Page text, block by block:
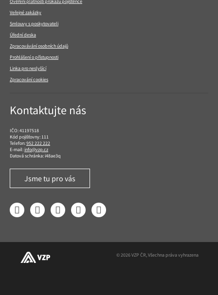
Veřejné zakázky
Smlouvy s poskytovateli
Úřední deska
Zpracovávání osobních údajů
Prohlášení o přístupnosti
Linka pro neslyšící
Zpracování cookies
Kontaktujte nás
IČO: 41197518
Kód pojišťovny: 111
Telefon:952 222 222
E-mail:info@vzp.cz
Datová schránka: i48ae3q
Jsme tu pro vás
FacebookLinkedIn YouTube InstagramTwitter
© 2026 VZP ČR, Všechna práva vyhrazena